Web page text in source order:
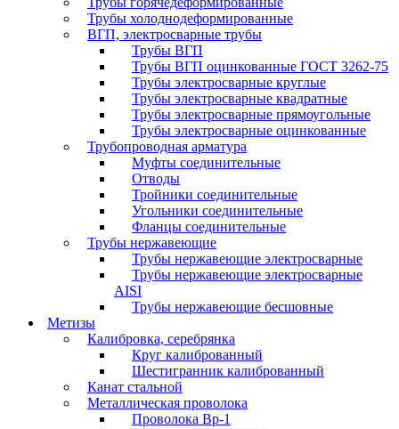
Трубы холоднодеформированные
ВГП, электросварные трубы
Трубы ВГП
Трубы ВГП оцинкованные ГОСТ 3262-75
Трубы электросварные круглые
Трубы электросварные квадратные
Трубы электросварные прямоугольные
Трубы электросварные оцинкованные
Трубопроводная арматура
Муфты соединительные
Отводы
Тройники соединительные
Угольники соединительные
Фланцы соединительные
Трубы нержавеющие
Трубы нержавеющие электросварные
Трубы нержавеющие электросварные
AISI
Трубы нержавеющие бесшовные
Метизы
Калибровка, серебрянка
Круг калиброванный
Шестигранник калиброванный
Канат стальной
Металлическая проволока
Проволока Вр-1